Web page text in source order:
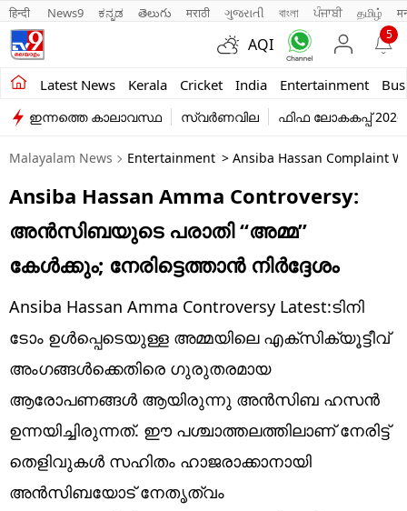
हिन्दी News9 ಕನ್ನಡ తెలుగు मराठी ગુજરાતી বাংলা ਪੰਜਾਬੀ தமிழ்
AQI
5
Latest News Kerala Cricket India Entertainment
Kerala
India
Entertainment
Business
Education
Lifestyle
world
Technology
Religion
Web Story
ഇന്നത്തെ കാലാവസ്ഥ സ്വർണവില ഫിഫ ലോകകപ്പ് 2026
Malayalam News Entertainment > Ansiba Hassan Complaint
Ansiba Hassan Amma Controversy:
അൻസിബയുടെ പരാതി “അമ്മ”
കേൾക്കും; നേരിട്ടെത്താൻ നിർദ്ദേശം
Ansiba Hassan Amma Controversy Latest:ടിനി
ടോം ഉൾപ്പെടെയുള്ള അമ്മയിലെ എക്സിക്യൂട്ടീവ്
അംഗങ്ങൾക്കെതിരെ ഗുരുതരമായ
ആരോപണങ്ങൾ ആയിരുന്നു അൻസിബ ഹസൻ
ഉന്നയിച്ചിരുന്നത്. ഈ പശ്ചാത്തലത്തിലാണ് നേരിട്ട്
തെളിവുകൾ സഹിതം ഹാജരാക്കാനായി
അൻസിബയോട് നേതൃത്വം